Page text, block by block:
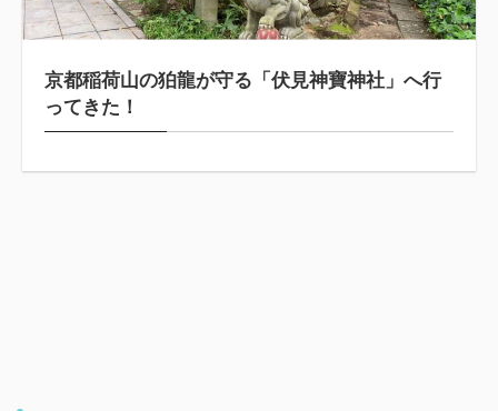
京都稲荷山の狛龍が守る「伏見神寶神社」へ行
ってきた！